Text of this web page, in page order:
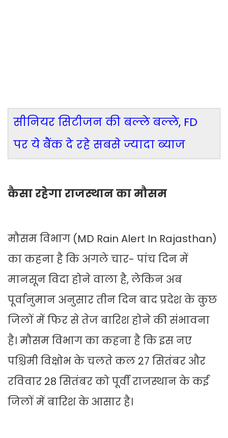
सीनियर सिटीजन की बल्ले बल्ले, FD
पर ये बैंक दे रहे सबसे ज्यादा ब्याज
कैसा रहेगा राजस्थान का मौसम
मौसम विभाग (MD Rain Alert In Rajasthan)
का कहना है कि अगले चार- पांच दिन में
मानसून विदा होने वाला है, लेकिन अब
पूर्वानुमान अनुसार तीन दिन बाद प्रदेश के कुछ
जिलों में फिर से तेज बारिश होने की संभावना
है। मौसम विभाग का कहना है कि इस नए
पश्चिमी विक्षोभ के चलते कल 27 सितंबर और
रविवार 28 सितंबर को पूर्वी राजस्थान के कई
जिलों में बारिश के आसार है।